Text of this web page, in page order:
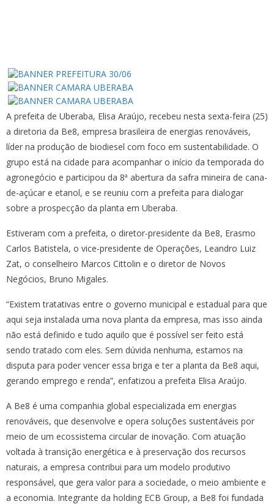
A prefeita de Uberaba, Elisa Araújo, recebeu nesta sexta-feira (25)
a diretoria da Be8, empresa brasileira de energias renováveis,
líder na produção de biodiesel com foco em sustentabilidade. O
grupo está na cidade para acompanhar o início da temporada do
agronegócio e participou da 8ª abertura da safra mineira de cana-
de-açúcar e etanol, e se reuniu com a prefeita para dialogar
sobre a prospecção da planta em Uberaba.
Estiveram com a prefeita, o diretor-presidente da Be8, Erasmo
Carlos Batistela, o vice-presidente de Operações, Leandro Luiz
Zat, o conselheiro Marcos Cittolin e o diretor de Novos
Negócios, Bruno Migales.
“Existem tratativas entre o governo municipal e estadual para que
aqui seja instalada uma nova planta da empresa, mas isso ainda
não está definido e tudo aquilo que é possível ser feito está
sendo tratado com eles. Sem dúvida nenhuma, estamos na
disputa para poder vencer essa briga e ter a planta da Be8 aqui,
gerando emprego e renda”, enfatizou a prefeita Elisa Araújo.
A Be8 é uma companhia global especializada em energias
renováveis, que desenvolve e opera soluções sustentáveis por
meio de um ecossistema circular de inovação. Com atuação
voltada à transição energética e à preservação dos recursos
naturais, a empresa contribui para um modelo produtivo
responsável, que gera valor para a sociedade, o meio ambiente e
a economia. Integrante da holding ECB Group, a Be8 foi fundada